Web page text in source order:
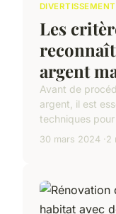
DIVERTISSEMENT
Les
argent
Avant de
argent, il est
techniques
30 mars 2024 2